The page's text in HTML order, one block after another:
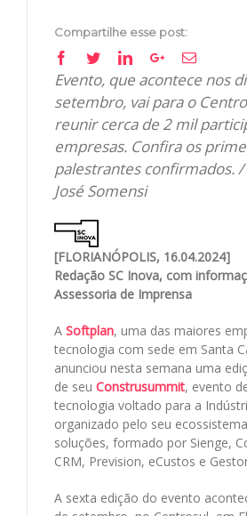
Compartilhe esse post:
Facebook
TwitterLinkedinGoogle+Email
Evento, que acontece nos
setembro, vai para o
reunir cerca de 2 mil
empresas. Confira os
palestrantes confirmados. /
José Somensi
[FLORIANÓPOLIS, 16.04.2024]
Redação SC Inova, com
Assessoria de Imprensa
A Softplan, uma das maiores
tecnologia com sede em Santa
anunciou nesta semana uma
de seu Construsummit, evento
tecnologia voltado para a
organizado pelo seu
soluções, formado por Sienge,
CRM, Prevision, eCustos e
A sexta edição do evento